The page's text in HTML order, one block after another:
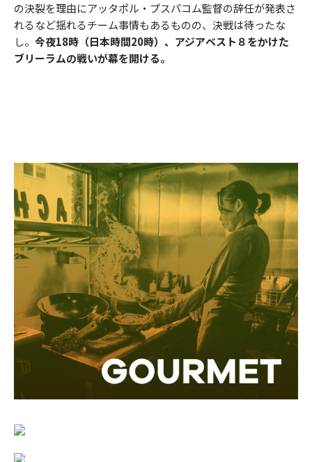
の決裂を理由にアッタポル・プスパコム監督の辞任が発表さ
れるなど揺れるチーム事情もあるものの、決戦は待ったな
し。 今夜18時（日本時間20時）、アジアベスト８をかけた
ブリーラムの戦いが幕を開ける。